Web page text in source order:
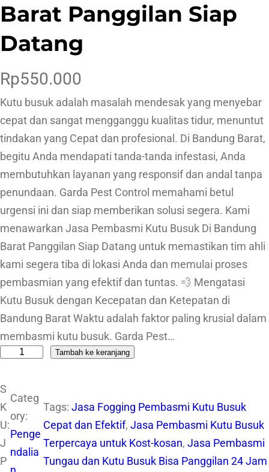
Barat Panggilan Siap
Datang
Rp550.000
Kutu busuk adalah masalah mendesak yang menyebar
cepat dan sangat mengganggu kualitas tidur, menuntut
tindakan yang Cepat dan profesional. Di Bandung Barat,
begitu Anda mendapati tanda-tanda infestasi, Anda
membutuhkan layanan yang responsif dan andal tanpa
penundaan. Garda Pest Control memahami betul
urgensi ini dan siap memberikan solusi segera. Kami
menawarkan Jasa Pembasmi Kutu Busuk Di Bandung
Barat Panggilan Siap Datang untuk memastikan tim ahli
kami segera tiba di lokasi Anda dan memulai proses
pembasmian yang efektif dan tuntas. 💨 Mengatasi
Kutu Busuk dengan Kecepatan dan Ketepatan di
Bandung Barat Waktu adalah faktor paling krusial dalam
membasmi kutu busuk. Garda Pest…
a
n
t
i
t
Tambah ke keranjang
S
K
U:
J
P
Categ
ory:
Penge
ndalia
Tags: Jasa Fogging Pembasmi Kutu Busuk
Cepat dan Efektif, Jasa Pembasmi Kutu Busuk
Terpercaya untuk Kost-kosan, Jasa Pembasmi
Tungau dan Kutu Busuk Bisa Panggilan 24 Jam